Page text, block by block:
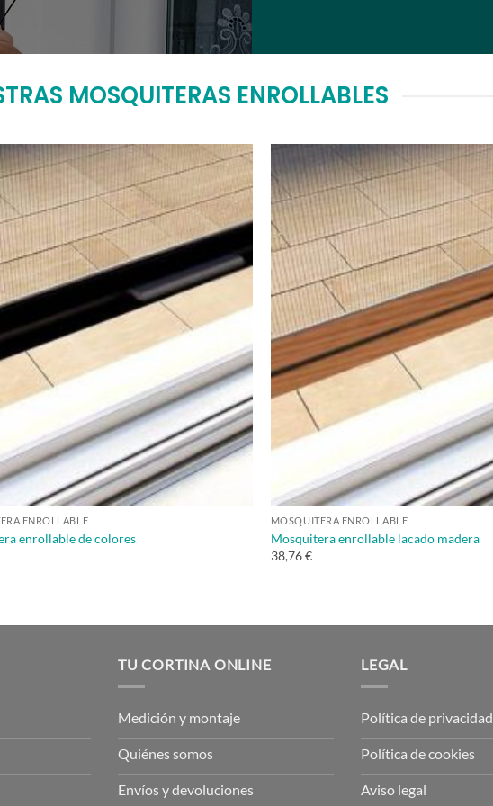
MOSQUITERAS ENROLLABLES
ENROLLABLE
enrollable de colores
MOSQUITERA ENROLLABLE
Mosquitera enrollable lacado madera
38,76 €
TU CORTINA ONLINE
Medición y montaje
Quiénes somos
Envíos y devoluciones
LEGAL
Política de privacidad
Política de cookies
Aviso legal